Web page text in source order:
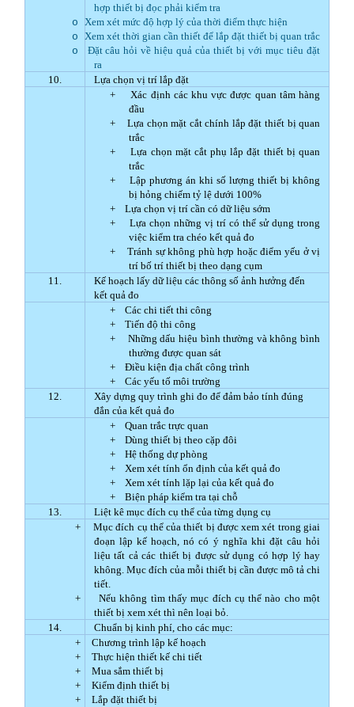
hợp thiết bị đọc phải kiểm tra
o Xem xét mức độ hợp lý của thời điểm thực hiện
o Xem xét thời gian cần thiết để lắp đặt thiết bị quan trắc
o
Đặt câu hỏi về hiệu quả của thiết bị với mục tiêu đặt
ra
10.
Lựa chọn vị trí lắp đặt
+
Xác định các khu vực được quan tâm hàng
đầu
+
Lựa chọn mặt cắt chính lắp đặt thiết bị quan
trắc
+
Lựa chọn mặt cắt phụ lắp đặt thiết bị quan
trắc
+
Lập phương án khi số lượng thiết bị không
bị hỏng chiếm tỷ lệ dưới 100%
+
Lựa chọn vị trí cần có dữ liệu sớm
+
Lựa chọn những vị trí có thể sử dụng trong
việc kiểm tra chéo kết quả đo
+
Tránh sự không phù hợp hoặc điểm yếu ở vị
trí bố trí thiết bị theo dạng cụm
11.
Kế hoạch lấy dữ liệu các thông số ảnh hưởng đến
kết quả đo
+
Các chi tiết thi công
+
Tiến độ thi công
+
Những dấu hiệu bình thường và không bình
thường được quan sát
+
Điều kiện địa chất công trình
+
Các yếu tố môi trường
12.
Xây dựng quy trình ghi đo để đảm bảo tính đúng
đắn của kết quả đo
+
Quan trắc trực quan
+
Dùng thiết bị theo cặp đôi
+
Hệ thống dự phòng
+
Xem xét tính ổn định của kết quả đo
+
Xem xét tính lặp lại của kết quả đo
+
Biện pháp kiểm tra tại chỗ
13.
Liệt kê mục đích cụ thể của từng dụng cụ
+
Mục đích cụ thể của thiết bị được xem xét trong giai
đoạn lập kế hoạch, nó có ý nghĩa khi đặt câu hỏi
liệu tất cả các thiết bị được sử dụng có hợp lý hay
không. Mục đích của mỗi thiết bị cần được mô tả chi
tiết.
+
Nếu không tìm thấy mục đích cụ thể nào cho một
thiết bị xem xét thì nên loại bỏ.
14.
Chuẩn bị kinh phí, cho các mục:
+
Chương trình lập kế hoạch
+
Thực hiện thiết kế chi tiết
+
Mua sắm thiết bị
+
Kiểm định thiết bị
+
Lắp đặt thiết bị